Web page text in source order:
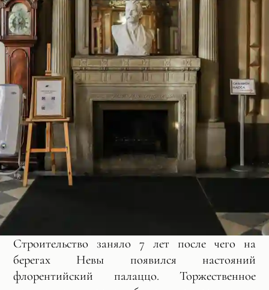
Строительство заняло 7 лет после чего на
берегах Невы появился настояний
флорентийский палаццо. Торжественное